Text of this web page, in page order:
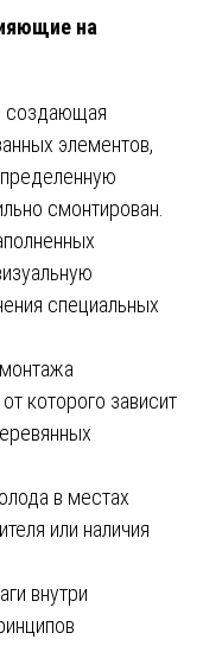
на
создающая
элементов,
смонтирован.
специальных
которого зависит
в местах
или наличия
внутри